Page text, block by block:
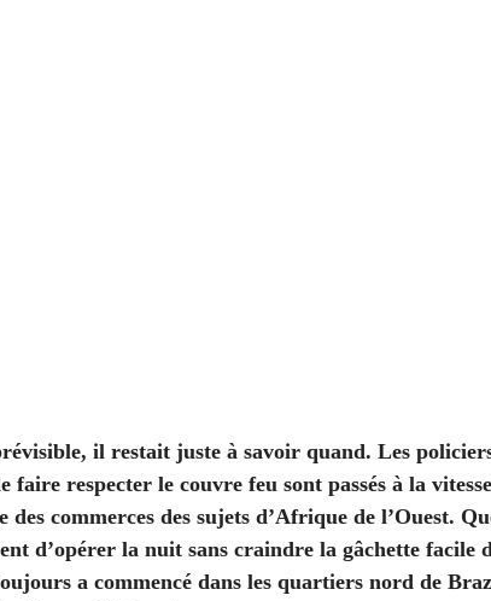
il restait juste à savoir quand. Les
faire respecter le couvre feu sont passés à la
des commerces des sujets d’Afrique de l’Ouest.
d’opérer la nuit sans craindre la gâchette facile
a commencé dans les quartiers nord de